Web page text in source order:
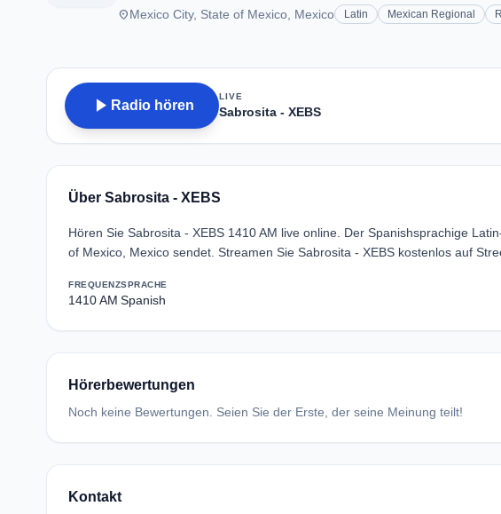
placeMexico City, State of Mexico, Mexico Latin Mexican Regional
play_arrow Radio hören
LIVE
Sabrosita - XEBS
Über Sabrosita - XEBS
Hören Sie Sabrosita - XEBS 1410 AM live online. Der Spanishsprachige
of Mexico, Mexico sendet. Streamen Sie Sabrosita - XEBS kostenlos auf
FREQUENZ
1410 AM
SPRACHE
Spanish
Hörerbewertungen
Noch keine Bewertungen. Seien Sie der Erste, der seine Meinung teilt!
Kontakt